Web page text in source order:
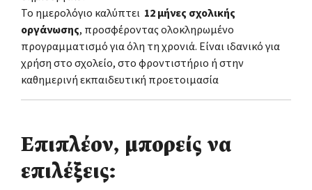
Το ημερολόγιο καλύπτει 12 μήνες σχολικής
οργάνωσης, προσφέροντας ολοκληρωμένο
προγραμματισμό για όλη τη χρονιά. Είναι ιδανικό για
χρήση στο σχολείο, στο φροντιστήριο ή στην
καθημερινή εκπαιδευτική προετοιμασία
Επιπλέον, μπορείς να
επιλέξεις: